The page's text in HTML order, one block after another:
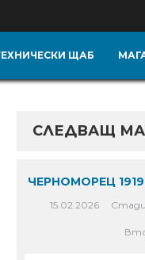
ЩАБ
СЛЕДВАЩ
ЧЕРНОМОРЕЦ
15.02.2026